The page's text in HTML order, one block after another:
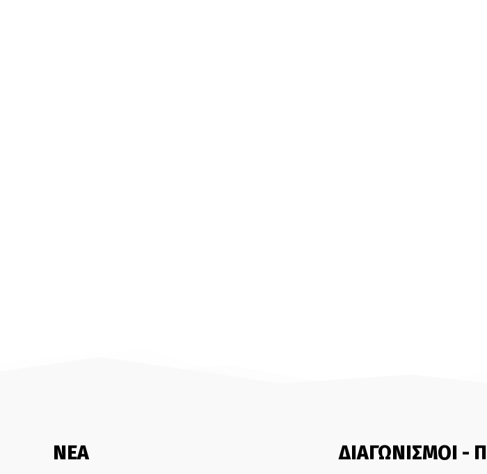
ΝΕΑ ΔΙΑΓΩΝΙΣΜΟΙ -